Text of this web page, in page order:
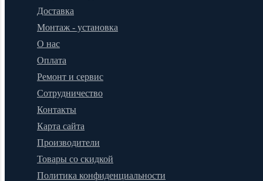
Доставка
Монтаж - установка
О нас
Оплата
Ремонт и сервис
Сотрудничество
Контакты
Карта сайта
Производители
Товары со скидкой
Политика конфиденциальности